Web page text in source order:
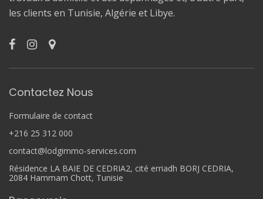
les clients en Tunisie, Algérie et Libye.
Contactez Nous
Formulaire de contact
+216 25 312 000
contact@lodgimmo-services.com
Résidence LA BAIE DE CEDRIA2, cité erriadh BORJ CEDRIA,
2084 Hammam Chott, Tunisie